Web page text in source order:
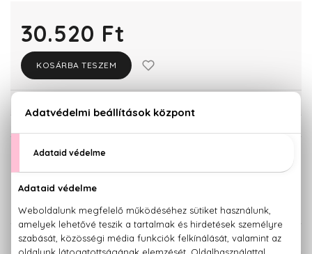
30.520 Ft
KOSÁRBA TESZEM
KISZERELÉS KIVÁLASZTÁSA
KAPCSOLÓDÓ TERMÉKEK